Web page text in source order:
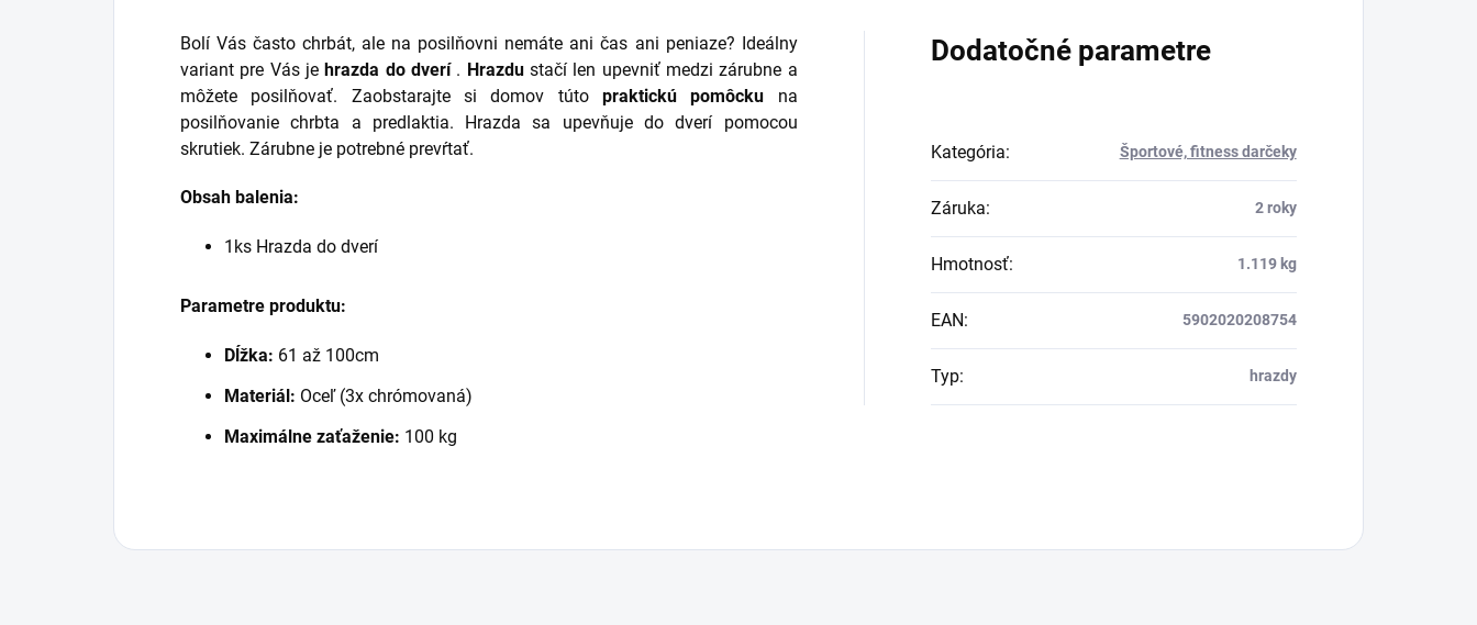
Bolí Vás často chrbát, ale na posilňovni nemáte ani čas ani peniaze? Ideálny
variant pre Vás je hrazda do dverí. Hrazdustačí len upevniť medzi zárubne a
môžete posilňovať. Zaobstarajte si domov túto praktickú pomôcku na
posilňovanie chrbta a predlaktia. Hrazda sa upevňuje do dverí pomocou
skrutiek. Zárubne je potrebné prevŕtať.
Obsah balenia:
1ks Hrazda do dverí
Parametre produktu:
Dĺžka: 61 až 100cm
Materiál: Oceľ (3x chrómovaná)
Maximálne zaťaženie: 100 kg
Dodatočné parametre
Kategória: Športové, fitness darčeky
Záruka: 2 roky
Hmotnosť: 1.119 kg
EAN: 5902020208754
Typ: hrazdy